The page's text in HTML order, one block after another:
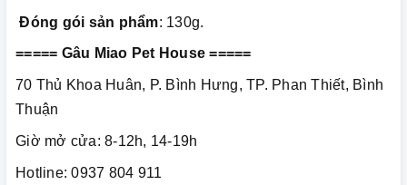
Đóng gói sản phẩm: 130g.
===== Gâu Miao Pet House =====
70 Thủ Khoa Huân, P. Bình Hưng, TP. Phan Thiết, Bình
Thuận
Giờ mở cửa: 8-12h, 14-19h
Hotline: 0937 804 911